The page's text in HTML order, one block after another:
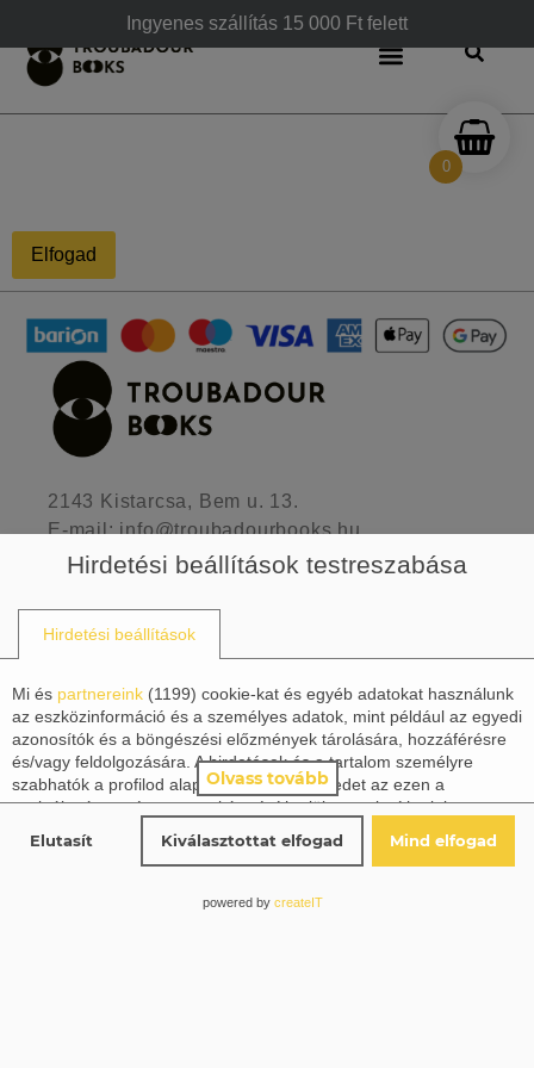
Elfogad
2143 Kistarcsa, Bem u. 13.
E-mail: info@troubadourbooks.hu
Információk
© TROUBADOUR BOOKS KIADÓ, 2024
0
Ingyenes szállítás 15 000 Ft felett
Hirdetési beállítások testreszabása
Hirdetési beállítások
Mi és partnereink (1199) cookie-kat és egyéb adatokat használunk
az eszközinformáció és a személyes adatok, mint például az egyedi
azonosítók és a böngészési előzmények tárolására, hozzáférésre
és/vagy feldolgozására. A hirdetések és a tartalom személyre
szabhatók a profilod alapján. Tevékenységedet az ezen a
szolgáltatáson végzett munkára építhetjük vagy javíthatjuk a
profilod, a személyre szabott hirdetések és tartalom számára. A
hirdetések és a tartalom teljesítményét mérhetjük. Jelentéseket
ezen a szolgáltatáson segíthet a termékek és szolgáltatások
Olvass tovább
Elutasít Kiválasztottat elfogad Mind elfogad
powered by createIT